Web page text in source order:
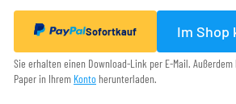
Sofortkauf Im Shop
Sie erhalten einen Download-Link per E-Mail.
Paper in Ihrem Konto herunterladen.